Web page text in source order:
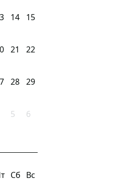
14 15
21 22
28 29
5 6
Сб Вс